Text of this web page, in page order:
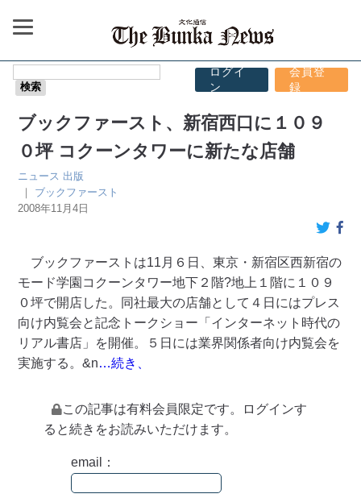
ログイ
ン
会員登
録
ブックファースト、新宿西口に１０９
０坪 コクーンタワーに新たな店舗
ニュース 出版
｜ ブックファースト
2008年11月4日
ブックファーストは11月６日、東京・新宿区西新宿の
モード学園コクーンタワー地下２階?地上１階に１０９
０坪で開店した。同社最大の店舗として４日にはプレス
向け内覧会と記念トークショー「インターネット時代の
リアル書店」を開催。５日には業界関係者向け内覧会を
実施する。&n…続き、
この記事は有料会員限定です。ログインす
ると続きをお読みいただけます。
email：